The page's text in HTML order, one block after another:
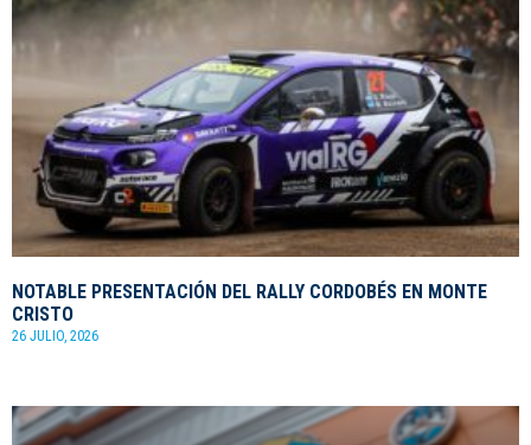
NOTABLE PRESENTACIÓN DEL RALLY CORDOBÉS EN MONTE
CRISTO
26 JULIO, 2026